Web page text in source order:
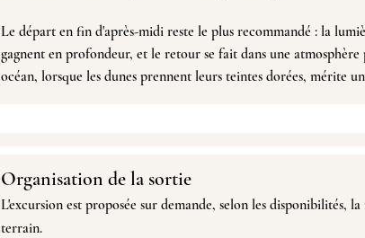
​Le départ en fin d'après-midi reste le plus recommandé : la
gagnent en profondeur, et le retour se fait dans une atmosphère
océan, lorsque les dunes prennent leurs teintes dorées, mérite
Organisation de la sortie
L'excursion est proposée sur demande, selon les disponibilités,
terrain.